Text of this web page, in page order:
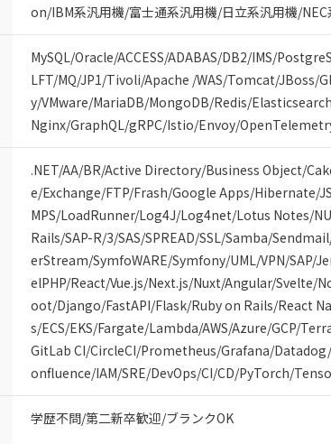
on/IBM系汎用機/富士通系汎用機/日立系汎用機/
MySQL/Oracle/ACCESS/ADABAS/DB2/IMS/
LFT/MQ/JP1/Tivoli/Apache /WAS/Tomcat/JBoss/
y/VMware/MariaDB/MongoDB/Redis/Elasticsearch
Nginx/GraphQL/gRPC/Istio/Envoy/
.NET/AA/BR/Active Directory/Business Object/
e/Exchange/FTP/Frash/Google Apps/Hibernate/
MPS/LoadRunner/Log4J/Log4net/Lotus Notes/
Rails/SAP-R/3/SAS/SPREAD/SSL/Samba/Sendmail
erStream/SymfoWARE/Symfony/UML/VPN/SAP/
elPHP/React/Vue.js/Next.js/Nuxt/Angular/Svelte/
oot/Django/FastAPI/Flask/Ruby on Rails/React
s/ECS/EKS/Fargate/Lambda/AWS/Azure/GCP/
GitLab CI/CircleCI/Prometheus/Grafana/Datadog/
onfluence/IAM/SRE/DevOps/CI/CD/PyTorch/
学歴不問/第二新卒歓迎/ブランクOK